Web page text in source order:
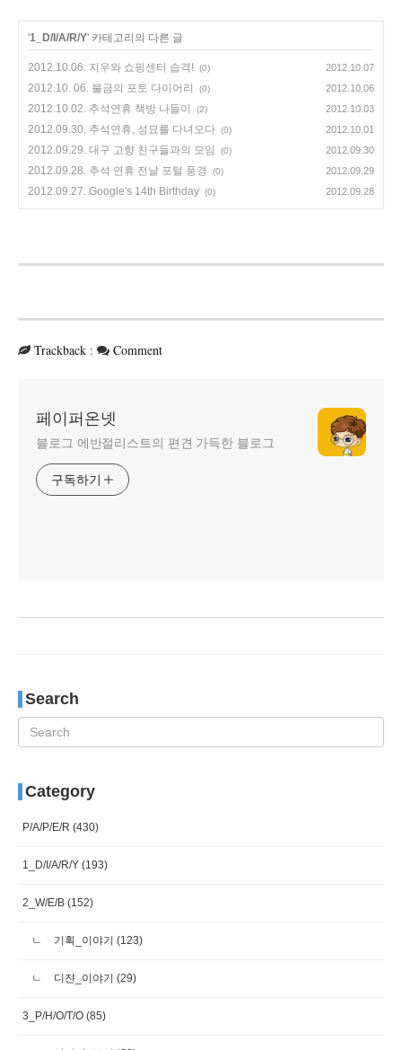
'1_D/I/A/R/Y' 카테고리의 다른 글
2012.10.06. 지우와 쇼핑센터 습격! (0) 2012.10.07
2012.10. 06. 불금의 포토 다이어리 (0) 2012.10.06
2012.10.02. 추석연휴 책방 나들이 (2) 2012.10.03
2012.09.30. 추석연휴, 성묘를 다녀오다 (0) 2012.10.01
2012.09.29. 대구 고향 친구들과의 모임 (0) 2012.09.30
2012.09.28. 추석 연휴 전날 포털 풍경 (0) 2012.09.29
2012.09.27. Google's 14th Birthday (0) 2012.09.28
Trackback : Comment
페이퍼온넷
블로그 에반절리스트의 편견 가득한 블로그
구독하기
Search
Category
P/A/P/E/R (430)
1_D/I/A/R/Y (193)
2_W/E/B (152)
기획_이야기 (123)
디쟌_이야기 (29)
3_P/H/O/T/O (85)